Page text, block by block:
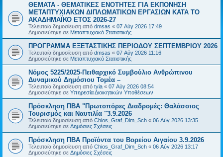
ΘΕΜΑΤΑ - ΘΕΜΑΤΙΚΕΣ ΕΝΟΤΗΤΕΣ ΓΙΑ ΕΚΠΟΝΗΣΗ
ΜΕΤΑΠΤΥΧΙΑΚΩΝ ΔΙΠΛΩΜΑΤΙΚΩΝ ΕΡΓΑΣΙΩΝ ΚΑΤΑ ΤΟ
ΑΚΑΔΗΜΑΪΚΟ ΕΤΟΣ 2026-27
Τελευταία δημοσίευση από dmsas « 07 Αύγ 2026 17:49
Δημοσιεύτηκε σε Μεταπτυχιακό Στατιστικής
ΠΡΟΓΡΑΜΜΑ ΕΞΕΤΑΣΤΙΚΗΣ ΠΕΡΙΟΔΟΥ ΣΕΠΤΕΜΒΡΙΟΥ 2026
Τελευταία δημοσίευση από dmsas « 07 Αύγ 2026 11:16
Δημοσιεύτηκε σε Μεταπτυχιακό Στατιστικής
Νόμος 5225/2025-Πειθαρχικό Συμβούλιο Ανθρώπινου
Δυναμικού Δημόσιου Τομέα –
Τελευταία δημοσίευση από tyia « 07 Αύγ 2026 08:54
Δημοσιεύτηκε σε Υπηρεσία Διοικητικών Υποθέσεων
Πρόσκληση ΠΒΑ "Πρωτοπόρες Διαδρομές: Θαλάσσιος
Τουρισμός και Ναυτιλία "3.9.2026
Τελευταία δημοσίευση από Chios_Graf_Dim_Sch « 06 Αύγ 2026 13:35
Δημοσιεύτηκε σε Δημόσιες Σχέσεις
Πρόσκληση ΠΒΑ Προϊόντα του Βορείου Αιγαίου 3.9.2026
Τελευταία δημοσίευση από Chios_Graf_Dim_Sch « 06 Αύγ 2026 13:17
Δημοσιεύτηκε σε Δημόσιες Σχέσεις